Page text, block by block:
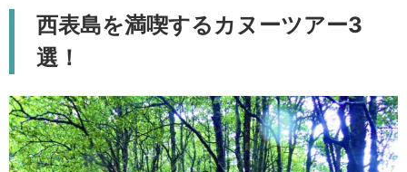
西表島を満喫するカヌーツアー3
選！